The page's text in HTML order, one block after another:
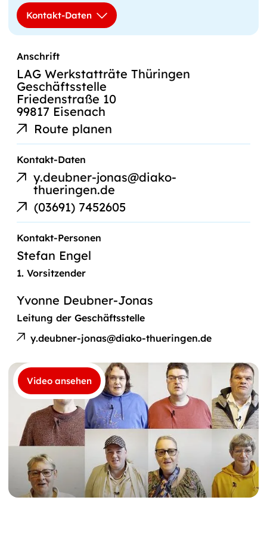
Kontakt-Daten
Anschrift
LAG Werkstatträte Thüringen
Geschäftsstelle
Friedenstraße 10
99817 Eisenach
Route planen
Kontakt-Daten
y.deubner-jonas@diako-
thueringen.de
E-
Mail-
Link
(03691) 7452605
Telefonnummer
Kontakt-Personen
Stefan Engel
1. Vorsitzender
Yvonne Deubner-Jonas
Leitung der Geschäftsstelle
y.deubner-jonas@diako-thueringen.de
E-
Mail
an
Yvonne
Deubner-
Jonas
Video ansehen